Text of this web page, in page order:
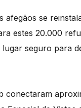
afegãos se
estes 20.000
seguro para